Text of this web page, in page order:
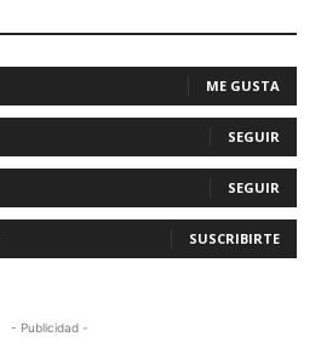
ME GUSTA
SEGUIR
SEGUIR
SUSCRIBIRTE
- Publicidad -